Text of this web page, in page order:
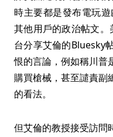
時主要都是發布電玩
其他用戶的政治帖文
台分享艾倫的Bluesky
恨的言論，例如稱川普
購買槍械，甚至譴責副
的看法。
但艾倫的教授接受訪問